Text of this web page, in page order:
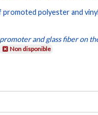
promoted polyester and
and glass fiber on
Non disponible